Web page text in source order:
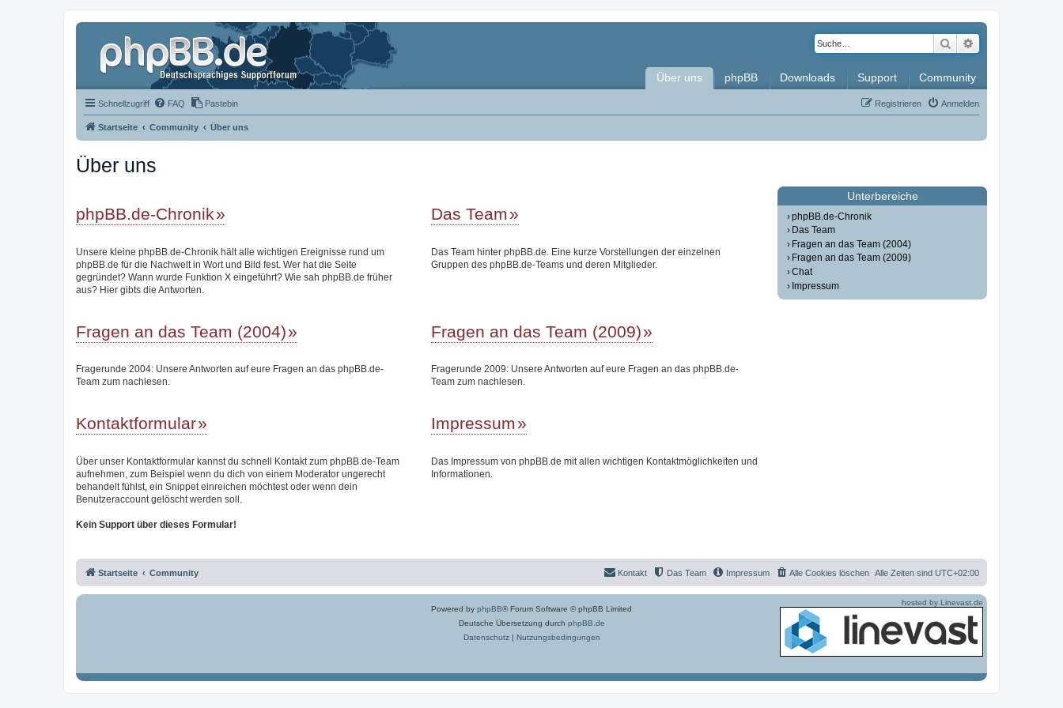
Suche
Über uns phpBB Downloads Support Community
Schnellzugriff FAQ Pastebin Anmelden
Registrieren
Startseite Community Über uns
Über uns
phpBB.de-Chronik
Unsere kleine phpBB.de-Chronik hält alle wichtigen Ereignisse rund um
phpBB.de für die Nachwelt in Wort und Bild fest. Wer hat die Seite
gegründet? Wann wurde Funktion X eingeführt? Wie sah phpBB.de früher
aus? Hier gibts die Antworten.
Das Team
Das Team hinter phpBB.de. Eine kurze Vorstellungen der einzelnen
Gruppen des phpBB.de-Teams und deren Mitglieder.
Fragen an das Team (2004)
Fragerunde 2004: Unsere Antworten auf eure Fragen an das phpBB.de-
Team zum nachlesen.
Fragen an das Team (2009)
Fragerunde 2009: Unsere Antworten auf eure Fragen an das phpBB.de-
Team zum nachlesen.
Kontaktformular
Über unser Kontaktformular kannst du schnell Kontakt zum phpBB.de-Team
aufnehmen, zum Beispiel wenn du dich von einem Moderator ungerecht
behandelt fühlst, ein Snippet einreichen möchtest oder wenn dein
Benutzeraccount gelöscht werden soll.
Kein Support über dieses Formular!
Impressum
Das Impressum von phpBB.de mit allen wichtigen Kontaktmöglichkeiten und
Informationen.
Unterbereiche
phpBB.de-Chronik
Das Team
Fragen an das Team (2004)
Fragen an das Team (2009)
Chat
Impressum
Startseite Community Alle Zeiten sind UTC+02:00
Alle Cookies löschen
Impressum
Das Team
Kontakt
Powered by phpBB® Forum Software © phpBB Limited
Deutsche Übersetzung durch phpBB.de
Datenschutz| Nutzungsbedingungen
hosted by Linevast.de